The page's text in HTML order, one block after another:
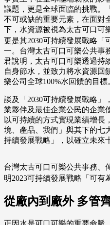
議題，更是全球面臨的挑戰。
不可或缺的重要元素，在面對
下，水資源被視為太古可口可
更是其2030可持續發展戰略「
一。台灣太古可口可樂公共事
君說明，太古可口可樂透過持
自身節水，並致力將水資源回
樂公司全球100%水回饋的目標
談及「2030可持續發展戰略」
業夥伴及最佳企業公民的企業
以可持續的方式實現業績增長
境、產品、我們」與其下的七
持續發展戰略」，以確立未來
台灣太古可口可樂公共事務、
明2023可持續發展戰略「可有
從廠內到廠外 多管
正因水是可口可樂的重要命脈